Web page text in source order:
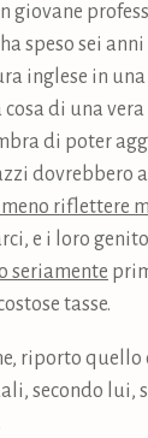
giovane
speso sei
inglese in una
cosa di una
di poter
dovrebbero
riflettere
e i loro
seriamente
tasse.
riporto quello
secondo lui,